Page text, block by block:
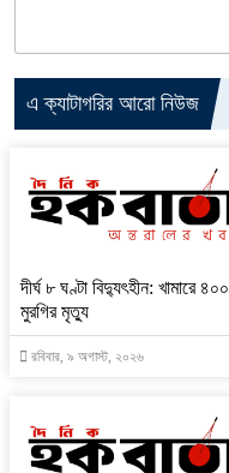
এ ক্যাটাগরির আরো নিউজ
দীর্ঘ ৮ ঘণ্টা বিদ্যুৎহীন: খামারে ৪০০
মুরগির মৃত্যু
রবিবার, ৯ অগাস্ট, ২০২৬